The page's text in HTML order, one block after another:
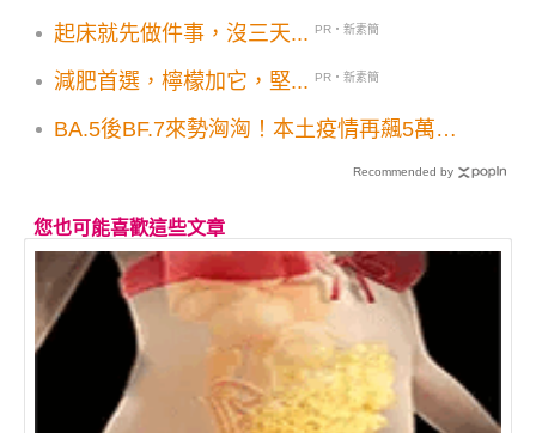
起床就先做件事，沒三天...
PR・新素簡
減肥首選，檸檬加它，堅... PR・新素簡
BA.5後BF.7來勢洶洶！本土疫情再飆5萬南
Recommended by
您也可能喜歡這些文章